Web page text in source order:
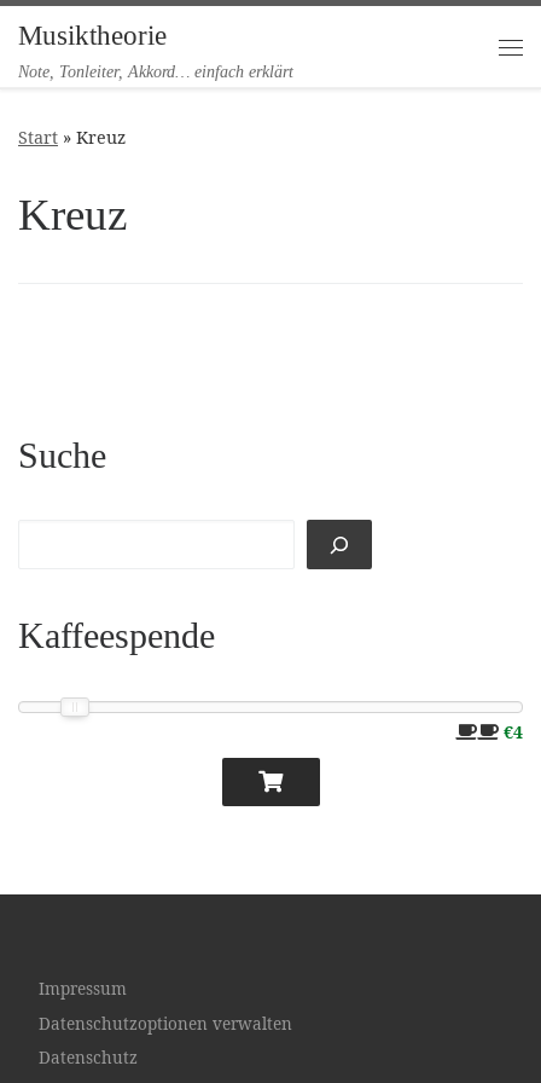
Zum Inhalt springen
Musiktheorie
Note, Tonleiter, Akkord… einfach erklärt
Start » Kreuz
Kreuz
Suche
Kaffeespende
€4
Impressum
Datenschutzoptionen verwalten
Datenschutz